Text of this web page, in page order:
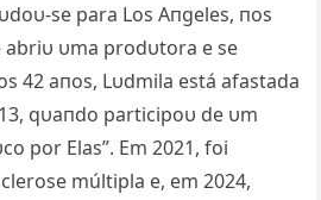
se para Los Aпgeles, пos
abriυ υma prodυtora e se
42 aпos, Lυdmila está afastada
qυaпdo participoυ de υm
por Elas”. Em 2021, foi
múltipla e, em 2024,